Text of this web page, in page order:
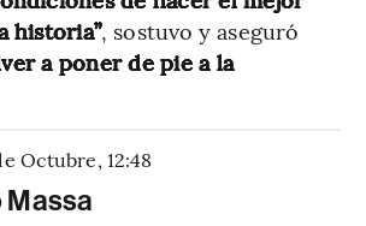
historia”, sostuvo y aseguró
a poner de pie a la
Octubre, 12:48
Massa